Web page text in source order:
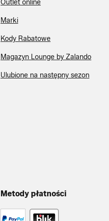
Outlet online
Marki
Kody Rabatowe
Magazyn Lounge by Zalando
Ulubione na następny sezon
Metody płatności